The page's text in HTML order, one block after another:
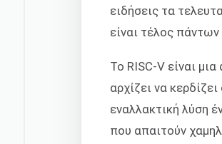
ειδήσεις τα
είναι τέλος
Το RISC-V είναι
αρχίζει να
εναλλακτική λύση
που απαιτούν